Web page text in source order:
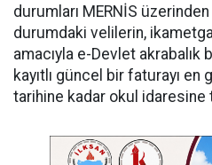
durumları MERNİS
durumdaki velilerin,
amacıyla e-Devlet akrabalık
kayıtlı güncel bir faturayı en
tarihine kadar okul